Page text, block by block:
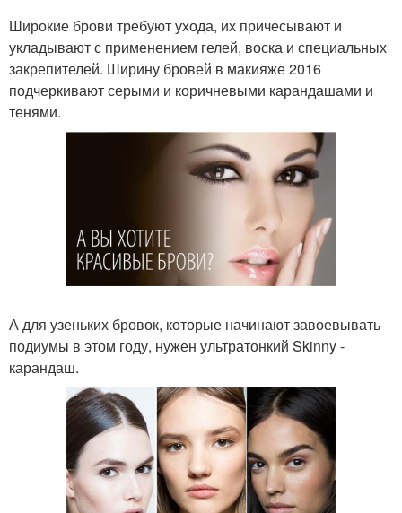
Широкие брови требуют ухода, их причесывают и
укладывают с применением гелей, воска и специальных
закрепителей. Ширину бровей в макияже 2016
подчеркивают серыми и коричневыми карандашами и
тенями.
А для узеньких бровок, которые начинают завоевывать
подиумы в этом году, нужен ультратонкий Skinny -
карандаш.